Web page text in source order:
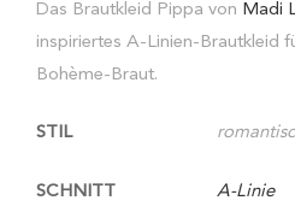
Das Brautkleid Pippa von Madi
inspiriertes A-Linien-Brautkleid
Bohème-Braut.
STIL
SCHNITT A-Linie